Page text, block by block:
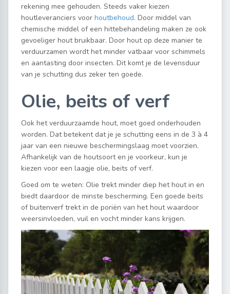
rekening mee gehouden. Steeds vaker kiezen
houtleveranciers voor houtbehoud. Door middel van
chemische middel of een hittebehandeling maken ze ook
gevoeliger hout bruikbaar. Door hout op deze manier te
verduurzamen wordt het minder vatbaar voor schimmels
en aantasting door insecten. Dit komt je de levensduur
van je schutting dus zeker ten goede.
Olie, beits of verf
Ook het verduurzaamde hout, moet goed onderhouden
worden. Dat betekent dat je je schutting eens in de 3 à 4
jaar van een nieuwe beschermingslaag moet voorzien.
Afhankelijk van de houtsoort en je voorkeur, kun je
kiezen voor een laagje olie, beits of verf.
Goed om te weten: Olie trekt minder diep het hout in en
biedt daardoor de minste bescherming. Een goede beits
of buitenverf trekt in de poriën van het hout waardoor
weersinvloeden, vuil en vocht minder kans krijgen.